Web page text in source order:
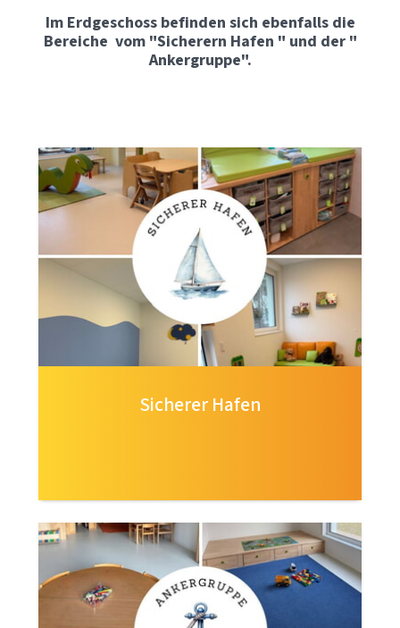
Im Erdgeschoss befinden sich ebenfalls die
Bereiche vom "Sicherern Hafen " und der "
Ankergruppe".
Sicherer Hafen